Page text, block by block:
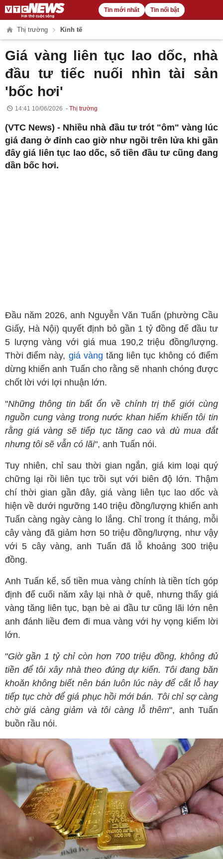
Tin mới nhất Tin nổi bật
Thị trường Kinh tế
Giá vàng liên tục lao dốc, nhà
đầu tư tiếc nuối nhìn tài sản
'bốc hơi'
14:41 10/06/2026 Thị trường
(VTC News) - Nhiều nhà đầu tư trót "ôm" vàng lúc
giá đang ở đỉnh cao giờ như ngồi trên lửa khi gần
đây giá liên tục lao dốc, số tiền đầu tư cũng đang
dần bốc hơi.
Đầu năm 2026, anh Nguyễn Văn Tuấn (phường Cầu
Giấy, Hà Nội) quyết định bỏ gần 1 tỷ đồng để đầu tư
5 lượng vàng với giá mua 190,2 triệu đồng/lượng.
Thời điểm này, giá vàng tăng liên tục không có điểm
dừng khiến anh Tuấn cho rằng sẽ nhanh chóng được
chốt lời với lợi nhuận lớn.
"Những thông tin bất ổn về chính trị thế giới cùng
nguồn cung vàng trong nước khan hiếm khiến tôi tin
rằng giá vàng sẽ tiếp tục tăng cao và dù mua đắt
nhưng tôi sẽ vẫn có lãi", anh Tuấn nói.
Tuy nhiên, chỉ sau thời gian ngắn, giá kim loại quý
chững lại rồi liên tục trồi sụt với biên độ lớn. Thậm
chí thời gian gần đây, giá vàng liên tục lao dốc và
hiện về dưới ngưỡng 140 triệu đồng/lượng khiến anh
Tuấn càng ngày càng lo lắng. Chỉ trong ít tháng, mỗi
cây vàng đã giảm hơn 50 triệu đồng/lượng, như vậy
với 5 cây vàng, anh Tuấn đã lỗ khoảng 300 triệu
đồng.
Anh Tuấn kể, số tiền mua vàng chính là tiền tích góp
định để cuối năm xây lại nhà ở quê, nhưng thấy giá
vàng tăng liên tục, bạn bè ai đầu tư cũng lãi lớn nên
anh đánh liều đem đi mua vàng với hy vọng kiếm lời
lớn.
"Giờ gần 1 tỷ chỉ còn hơn 700 triệu đồng, không đủ
tiền để tôi xây nhà theo đúng dự kiến. Tôi đang băn
khoăn không biết nên bán luôn lúc này để cắt lỗ hay
tiếp tục chờ để giá phục hồi mới bán. Tôi chỉ sợ càng
chờ giá càng giảm và tôi càng lỗ thêm", anh Tuấn
buồn rầu nói.